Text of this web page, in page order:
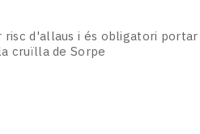
d'allaus i és obligatori portar
cruïlla de Sorpe